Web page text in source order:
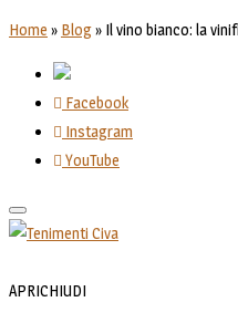
Home » Blog» Il vino bianco: la
Facebook
Instagram
YouTube
Toggle
navigation
APRICHIUDI